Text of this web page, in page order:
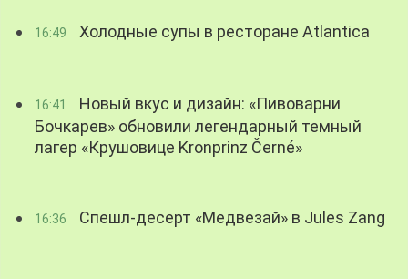
16:49 Холодные супы в ресторане Atlantica
16:41
Новый вкус и дизайн: «Пивоварни
Бочкарев» обновили легендарный темный
лагер «Крушовице Kronprinz Černé»
16:36 Спешл-десерт «Медвезай» в Jules Zang